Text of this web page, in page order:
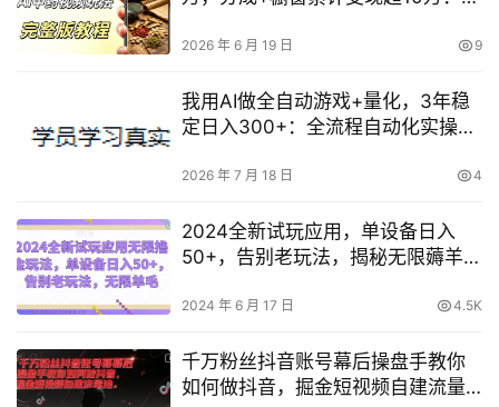
2026 年 6 月 19 日 9
我用AI做全自动游戏+量化，3年稳
定日入300+：全流程自动化实操复
2026 年 7 月 18 日 4
2024全新试玩应用，单设备日入
50+，告别老玩法，揭秘无限薅羊毛
2024 年 6 月 17 日 4.5K
千万粉丝抖音账号幕后操盘手教你
如何做抖音，掘金短视频自建流量